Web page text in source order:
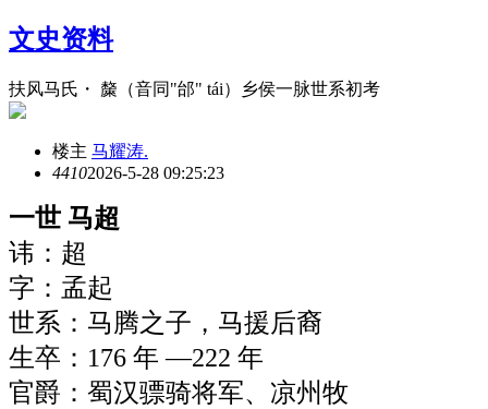
文史资料
扶风马氏・ 斄（音同"邰" tái）乡侯一脉世系初考
楼主 马耀涛.
44102026-5-28 09:25:23
一世 马超
讳：超
字：孟起
世系：马腾之子，马援后裔
生卒：176 年 —222 年
官爵：蜀汉骠骑将军、凉州牧